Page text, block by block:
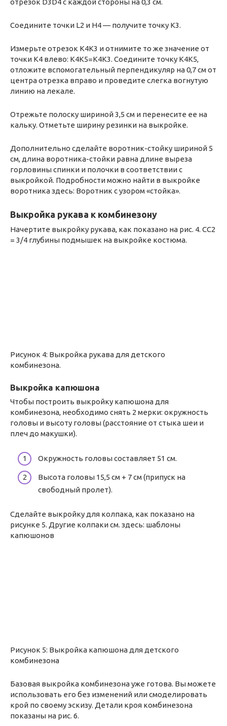
отрезок D3D4 с каждой стороны на 0,3 см.
Соедините точки L2 и H4 — получите точку K3.
Измерьте отрезок K4K3 и отнимите то же значение от
точки K4 влево: K4K5=K4K3. Соедините точку K4K5,
отложите вспомогательный перпендикуляр на 0,7 см от
центра отрезка вправо и проведите слегка вогнутую
линию на лекале.
Отрежьте полоску шириной 3,5 см и перенесите ее на
кальку. Отметьте ширину резинки на выкройке.
Дополнительно сделайте воротник-стойку шириной 5
см, длина воротника-стойки равна длине выреза
горловины спинки и полочки в соответствии с
выкройкой. Подробности можно найти в выкройке
воротника здесь: Воротник с узором «стойка».
Выкройка рукава к комбинезону
Начертите выкройку рукава, как показано на рис. 4. CC2
= 3/4 глубины подмышек на выкройке костюма.
Рисунок 4: Выкройка рукава для детского
комбинезона.
Выкройка капюшона
Чтобы построить выкройку капюшона для
комбинезона, необходимо снять 2 мерки: окружность
головы и высоту головы (расстояние от стыка шеи и
плеч до макушки).
Окружность головы составляет 51 см.
Высота головы 15,5 см + 7 см (припуск на
свободный пролет).
Сделайте выкройку для колпака, как показано на
рисунке 5. Другие колпаки см. здесь: шаблоны
капюшонов
Рисунок 5: Выкройка капюшона для детского
комбинезона
Базовая выкройка комбинезона уже готова. Вы можете
использовать его без изменений или смоделировать
крой по своему эскизу. Детали кроя комбинезона
показаны на рис. 6.